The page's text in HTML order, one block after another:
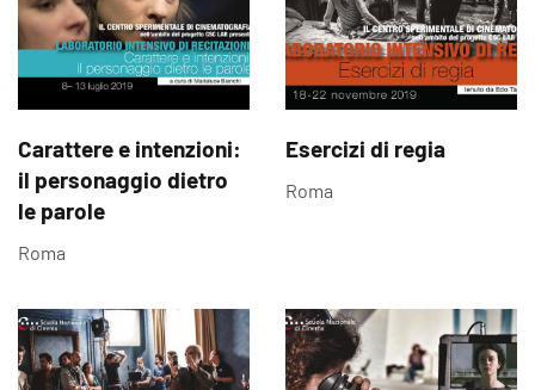
Carattere e intenzioni:
il personaggio dietro
le parole
Roma
Esercizi di regia
Roma